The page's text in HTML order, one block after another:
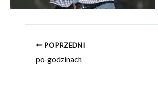
POPRZEDNI
po-godzinach